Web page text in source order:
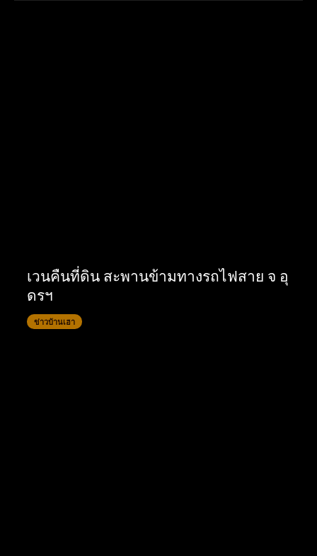
เวนคืนที่ดิน สะพานข้ามทางรถไฟสาย จ อุ
ดรฯ
ข่าวบ้านเฮา